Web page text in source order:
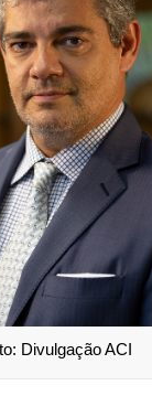
Divulgação ACI